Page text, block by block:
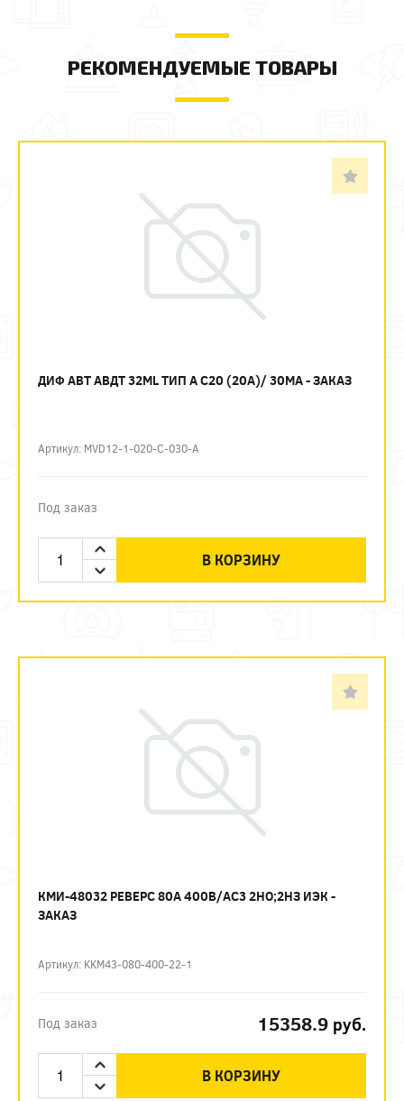
РЕКОМЕНДУЕМЫЕ ТОВАРЫ
ДИФ АВТ АВДТ 32ML ТИП А C20 (20А)/ 30МА - ЗАКАЗ
Артикул: MVD12-1-020-C-030-A
Под заказ
В КОРЗИНУ
КМИ-48032 РЕВЕРС 80А 400В/АС3 2НО;2НЗ ИЭК -
ЗАКАЗ
Артикул: KKM43-080-400-22-1
Под заказ 15358.9 руб.
В КОРЗИНУ